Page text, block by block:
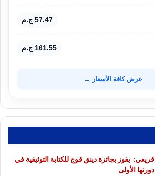
57.47 ج.م
161.55 ج.م
عرض كافة الأسعار ←
قريعي: يفوز بجائزة دينق قوج للكتابة التوثيقية في
دورتها الأولى